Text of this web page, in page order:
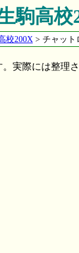
駒高
校200X> チャット
実際には整理